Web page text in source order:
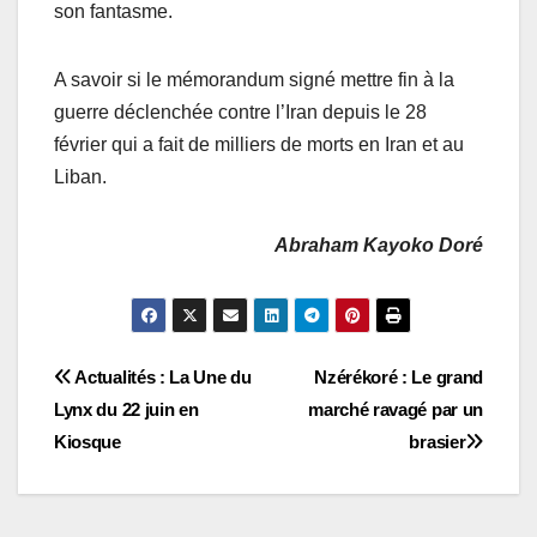
son fantasme.
A savoir si le mémorandum signé mettre fin à la
guerre déclenchée contre l’Iran depuis le 28
février qui a fait de milliers de morts en Iran et au
Liban.
Abraham Kayoko Doré
Navigation
de
l’article
Nzérékoré : Le grand
marché ravagé par un
brasier
Actualités : La Une du
Lynx du 22 juin en
Kiosque